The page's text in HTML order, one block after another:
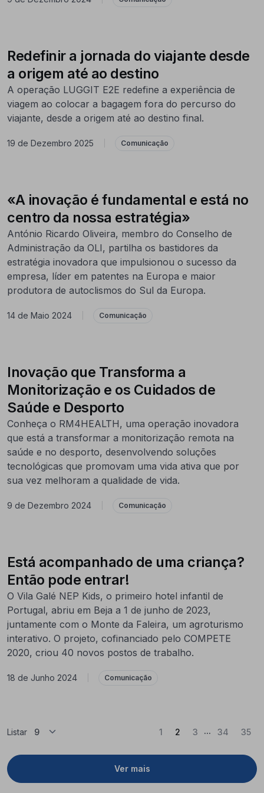
Redefinir a jornada do viajante desde
a origem até ao destino
A operação LUGGIT E2E redefine a experiência de
viagem ao colocar a bagagem fora do percurso do
viajante, desde a origem até ao destino final.
19 de Dezembro 2025 Comunicação
«A inovação é fundamental e está no
centro da nossa estratégia»
António Ricardo Oliveira, membro do Conselho de
Administração da OLI, partilha os bastidores da
estratégia inovadora que impulsionou o sucesso da
empresa, líder em patentes na Europa e maior
produtora de autoclismos do Sul da Europa.
14 de Maio 2024 Comunicação
Inovação que Transforma a
Monitorização e os Cuidados de
Saúde e Desporto
Conheça o RM4HEALTH, uma operação inovadora
que está a transformar a monitorização remota na
saúde e no desporto, desenvolvendo soluções
tecnológicas que promovam uma vida ativa que por
sua vez melhoram a qualidade de vida.
9 de Dezembro 2024 Comunicação
Está acompanhado de uma criança?
Então pode entrar!
O Vila Galé NEP Kids, o primeiro hotel infantil de
Portugal, abriu em Beja a 1 de junho de 2023,
juntamente com o Monte da Faleira, um agroturismo
interativo. O projeto, cofinanciado pelo COMPETE
2020, criou 40 novos postos de trabalho.
18 de Junho 2024 Comunicação
Listar
Ver mais
1 2 (Atual)
3 ... 34 35